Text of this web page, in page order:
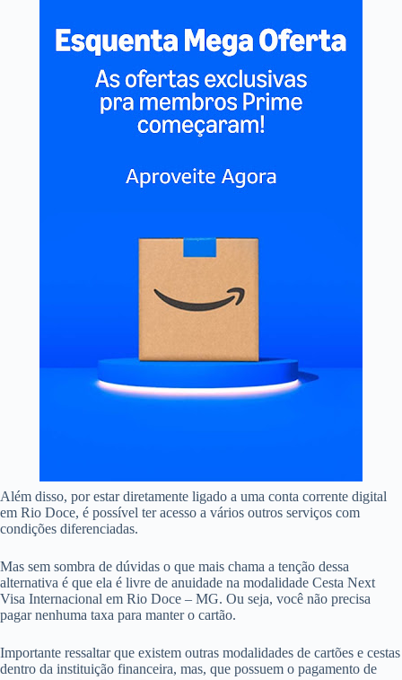
Além disso, por estar diretamente ligado a uma conta corrente digital
em Rio Doce, é possível ter acesso a vários outros serviços com
condições diferenciadas.
Mas sem sombra de dúvidas o que mais chama a tenção dessa
alternativa é que ela é livre de anuidade na modalidade Cesta Next
Visa Internacional em Rio Doce – MG. Ou seja, você não precisa
pagar nenhuma taxa para manter o cartão.
Importante ressaltar que existem outras modalidades de cartões e cestas
dentro da instituição financeira, mas, que possuem o pagamento de